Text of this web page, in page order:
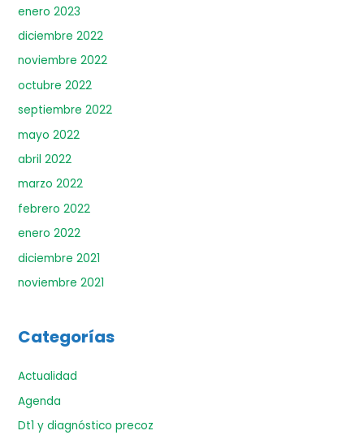
enero 2023
diciembre 2022
noviembre 2022
octubre 2022
septiembre 2022
mayo 2022
abril 2022
marzo 2022
febrero 2022
enero 2022
diciembre 2021
noviembre 2021
Categorías
Actualidad
Agenda
Dt1 y diagnóstico precoz